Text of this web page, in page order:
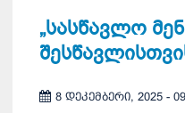
„სასწავლო
8 დეკემბერი, 2025 -